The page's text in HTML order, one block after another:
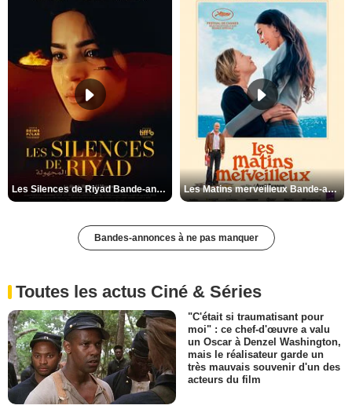
Les Silences de Riyad Bande-annonce VO STFR Les Matins merveilleux Bande-annonce VF
Bandes-annonces à ne pas manquer
Toutes les actus Ciné & Séries
"C'était si traumatisant pour
moi" : ce chef-d'œuvre a valu
un Oscar à Denzel Washington,
mais le réalisateur garde un
très mauvais souvenir d'un des
acteurs du film